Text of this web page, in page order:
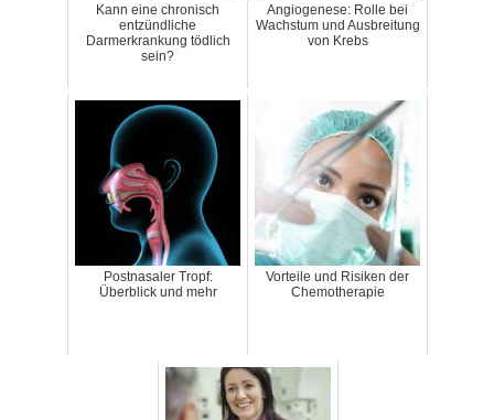
Kann eine chronisch
entzündliche
Darmerkrankung tödlich
sein?
Angiogenese: Rolle bei
Wachstum und Ausbreitung
von Krebs
Postnasaler Tropf:
Überblick und mehr
Vorteile und Risiken der
Chemotherapie